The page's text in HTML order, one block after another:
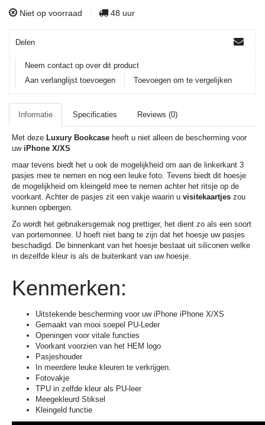
Niet op voorraad 48 uur
Delen
Neem contact op over dit product
Aan verlanglijst toevoegen
Toevoegen om te vergelijken
Informatie Specificaties Reviews (0)
Met deze Luxury Bookcase heeft u niet alleen de bescherming voor
uw iPhone X/XS
maar tevens biedt het u ook de mogelijkheid om aan de linkerkant 3
pasjes mee te nemen en nog een leuke foto. Tevens biedt dit hoesje
de mogelijkheid om kleingeld mee te nemen achter het ritsje op de
voorkant. Achter de pasjes zit een vakje waarin u visitekaartjes zou
kunnen opbergen.
Zo wordt het gebruikersgemak nog prettiger, het dient zo als een soort
van portemonnee. U hoeft niet bang te zijn dat het hoesje uw pasjes
beschadigd. De binnenkant van het hoesje bestaat uit siliconen welke
in dezelfde kleur is als de buitenkant van uw hoesje.
Kenmerken:
Uitstekende bescherming voor uw iPhone iPhone X/XS
Gemaakt van mooi soepel PU-Leder
Openingen voor vitale functies
Voorkant voorzien van het HEM logo
Pasjeshouder
In meerdere leuke kleuren te verkrijgen.
Fotovakje
TPU in zelfde kleur als PU-leer
Meegekleurd Stiksel
Kleingeld functie